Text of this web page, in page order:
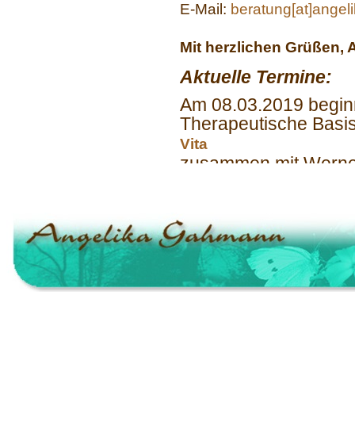
E-Mail:
Mit herzlichen Grüßen,
Aktuelle Termine:
Am 08.03.2019
Therapeutische
Vita
zusammen mit
Flyer, der zum